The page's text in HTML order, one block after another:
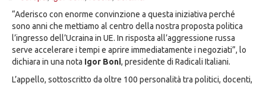
“Aderisco con enorme convinzione a questa iniziativa perché
sono anni che mettiamo al centro della nostra proposta politica
l’ingresso dell’Ucraina in UE. In risposta all’aggressione russa
serve accelerare i tempi e aprire immediatamente i negoziati”, lo
dichiara in una nota Igor Boni, presidente di Radicali Italiani.
L’appello, sottoscritto da oltre 100 personalità tra politici, docenti,